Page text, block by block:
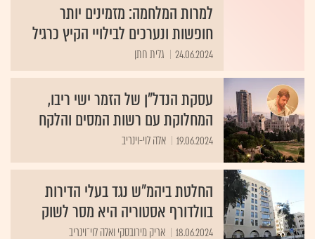
למרות המלחמה: מזמינים יותר
חופשות ונערכים לבילויי הקיץ כרגיל
24.06.2024 גלית חתן
עסקת הנדל"ן של הזמר ישי ריבו,
המחלוקת עם רשות המסים והלקח
19.06.2024 אלה לוי-וינריב
החלטת ביהמ"ש נגד בעלי הדירות
בוולדורף אסטוריה היא מסר לשוק
18.06.2024 אריק מירובסקי ואלה לוי־וינריב